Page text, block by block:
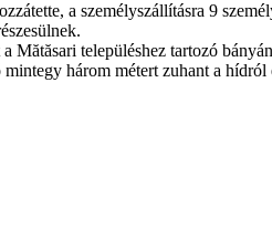
a személyszállításra 9
Mătăsari településhez tartozó
három métert zuhant a hídról